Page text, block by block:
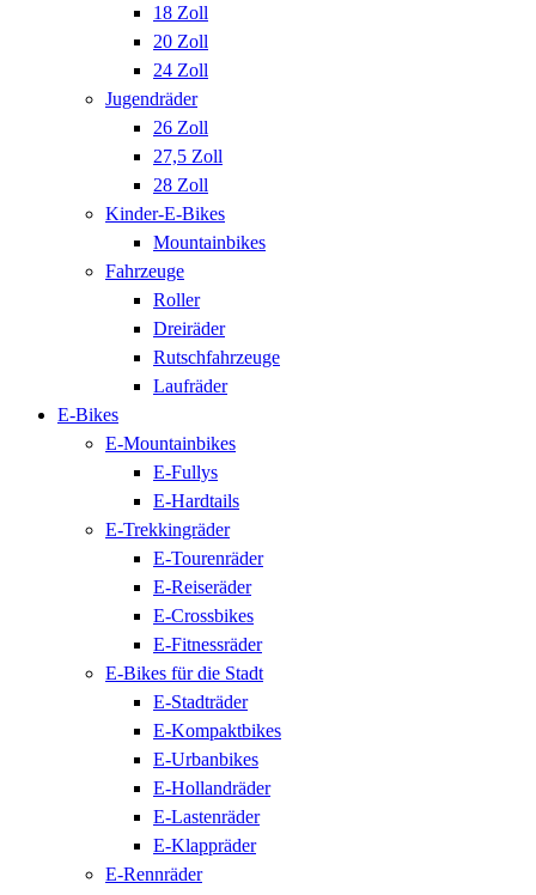
18 Zoll
20 Zoll
24 Zoll
Jugendräder
26 Zoll
27,5 Zoll
28 Zoll
Kinder-E-Bikes
Mountainbikes
Fahrzeuge
Roller
Dreiräder
Rutschfahrzeuge
Laufräder
E-Bikes
E-Mountainbikes
E-Fullys
E-Hardtails
E-Trekkingräder
E-Tourenräder
E-Reiseräder
E-Crossbikes
E-Fitnessräder
E-Bikes für die Stadt
E-Stadträder
E-Kompaktbikes
E-Urbanbikes
E-Hollandräder
E-Lastenräder
E-Klappräder
E-Rennräder